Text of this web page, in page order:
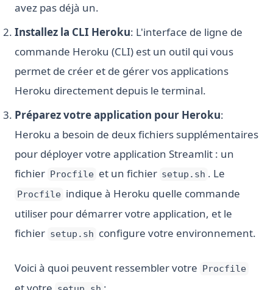
avez pas déjà un.
Installez la CLI Heroku: L'interface de ligne de
commande Heroku (CLI) est un outil qui vous
permet de créer et de gérer vos applications
Heroku directement depuis le terminal.
Préparez votre application pour Heroku:
Heroku a besoin de deux fichiers supplémentaires
pour déployer votre application Streamlit : un
fichier
Procfile et un fichier setup.sh . Le
Procfile indique à Heroku quelle commande
utiliser pour démarrer votre application, et le
fichier setup.sh configure votre environnement.
Voici à quoi peuvent ressembler votre Procfile